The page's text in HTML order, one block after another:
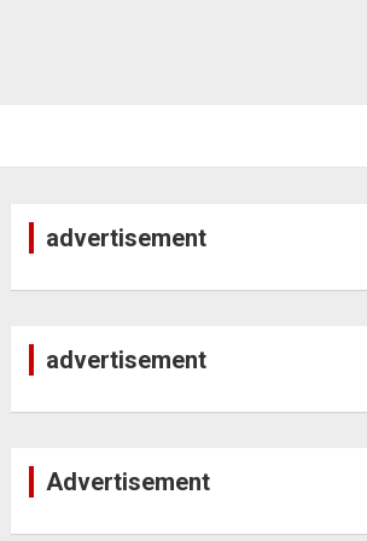
advertisement
advertisement
Advertisement